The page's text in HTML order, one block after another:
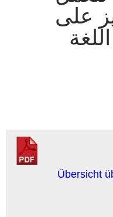
على
[Translate to Arabian:]